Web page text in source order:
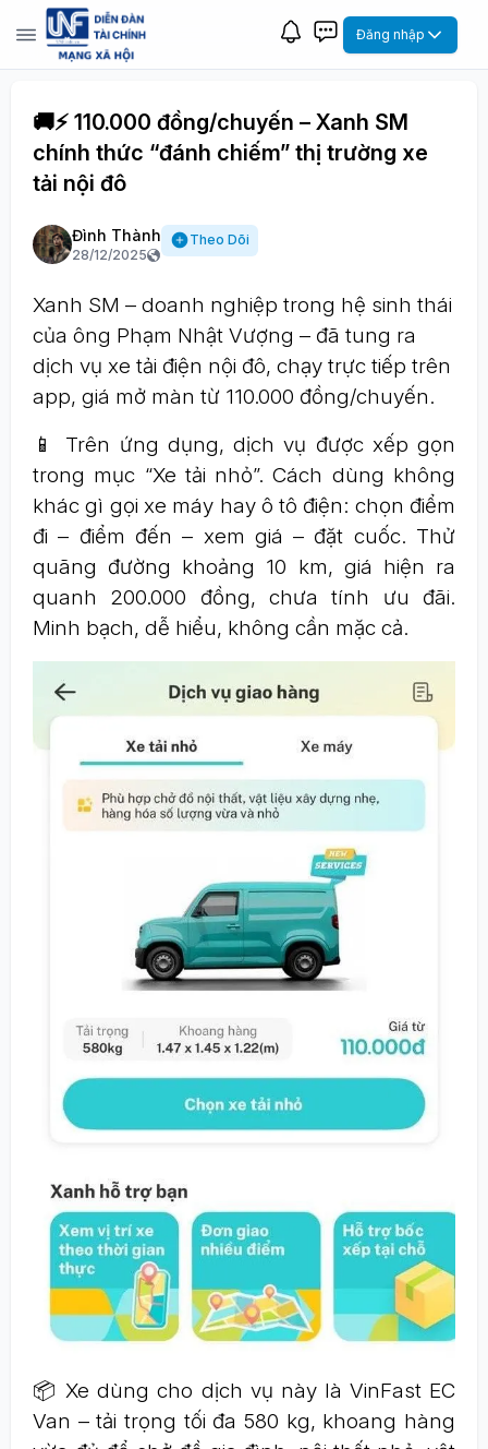
Đăng nhập
🚚⚡ 110.000 đồng/chuyến – Xanh SM
chính thức “đánh chiếm” thị trường xe
tải nội đô
Đình Thành
28/12/2025
Theo Dõi
Xanh SM – doanh nghiệp trong hệ sinh thái
của ông Phạm Nhật Vượng – đã tung ra
dịch vụ xe tải điện nội đô, chạy trực tiếp trên
app, giá mở màn từ 110.000 đồng/chuyến.
📱 Trên ứng dụng, dịch vụ được xếp gọn
trong mục “Xe tải nhỏ”. Cách dùng không
khác gì gọi xe máy hay ô tô điện: chọn điểm
đi – điểm đến – xem giá – đặt cuốc. Thử
quãng đường khoảng 10 km, giá hiện ra
quanh 200.000 đồng, chưa tính ưu đãi.
Minh bạch, dễ hiểu, không cần mặc cả.
📦 Xe dùng cho dịch vụ này là VinFast EC
Van – tải trọng tối đa 580 kg, khoang hàng